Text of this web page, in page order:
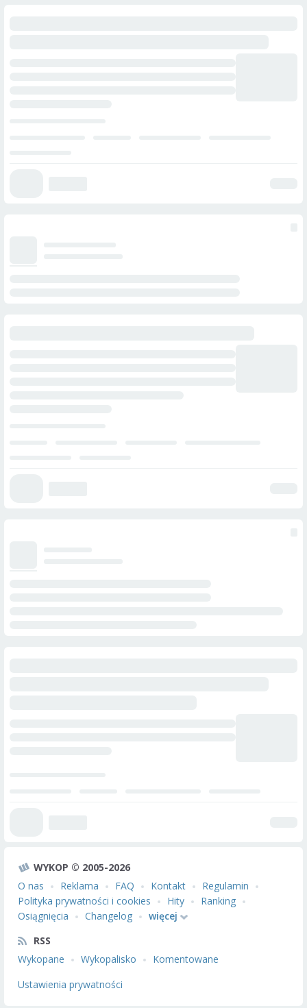
WYKOP © 2005-2026
O nas
Reklama FAQ Kontakt
Regulamin
Polityka prywatności i cookies
Hity
Ranking
Osiągnięcia
Changelog
więcej
RSS
Wykopane
Wykopalisko
Komentowane
Ustawienia prywatności